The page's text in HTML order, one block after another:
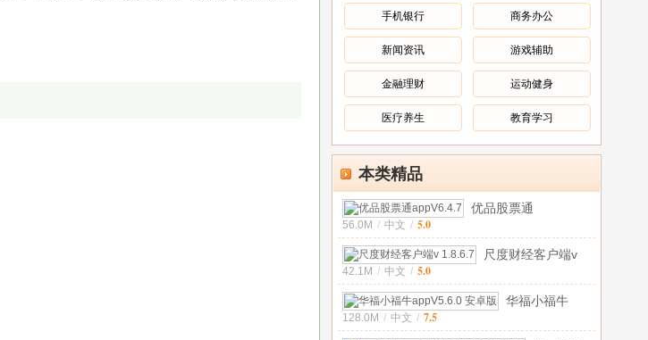
手机银行 商务办公
新闻资讯 游戏辅助
金融理财 运动健身
医疗养生 教育学习
本类精品
优品股票通
56.0M / 中文 / 5.0
尺度财经客户端v
42.1M / 中文 / 5.0
华福小福牛
卓版
128.0M / 中文 / 7.5